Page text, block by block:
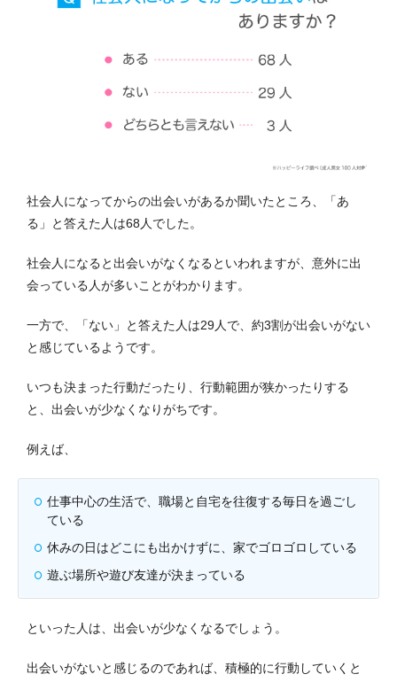
社会人になってからの出会いがあるか聞いたところ、「あ
る」と答えた人は68人でした。
社会人になると出会いがなくなるといわれますが、意外に出
会っている人が多いことがわかります。
一方で、「ない」と答えた人は29人で、約3割が出会いがない
と感じているようです。
いつも決まった行動だったり、行動範囲が狭かったりする
と、出会いが少なくなりがちです。
例えば、
仕事中心の生活で、職場と自宅を往復する毎日を過ごし
ている
休みの日はどこにも出かけずに、家でゴロゴロしている
遊ぶ場所や遊び友達が決まっている
といった人は、出会いが少なくなるでしょう。
出会いがないと感じるのであれば、積極的に行動していくと